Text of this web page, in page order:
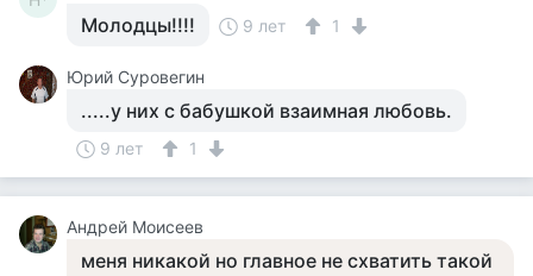
Молодцы!!!! 9 лет 1
Юрий Суровегин
.....у них с бабушкой взаимная любовь.
9 лет 1
Андрей Моисеев
меня никакой но главное не схватить такой